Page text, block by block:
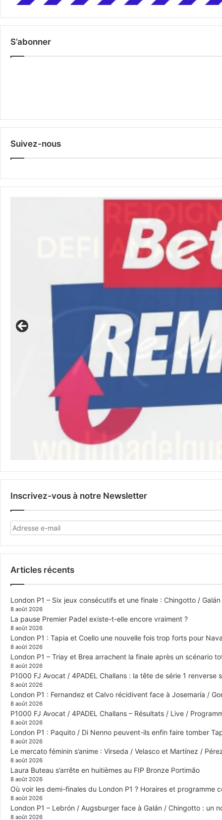
S’abonner
Suivez-nous
Inscrivez-vous à notre Newsletter
Articles récents
London P1 – Six jeux consécutifs et une finale : Chingotto /
8 août 2026
La pause Premier Padel existe-t-elle encore vraiment ?
8 août 2026
London P1 : Tapia et Coello une nouvelle fois trop forts pour
8 août 2026
London P1 – Triay et Brea arrachent la finale après un scénario
8 août 2026
P1000 FJ Avocat / 4PADEL Challans : la tête de série 1
8 août 2026
London P1 : Fernandez et Calvo récidivent face à Josemaría /
8 août 2026
P1000 FJ Avocat / 4PADEL Challans – Résultats / Live /
8 août 2026
London P1 : Paquito / Di Nenno peuvent-ils enfin faire tomber
8 août 2026
Le mercato féminin s’anime : Virseda / Velasco et Martínez /
8 août 2026
Laura Buteau s’arrête en huitièmes au FIP Bronze Portimão
8 août 2026
Où voir les demi-finales du London P1 ? Horaires et programme
8 août 2026
London P1 – Lebrón / Augsburger face à Galán / Chingotto : un
8 août 2026